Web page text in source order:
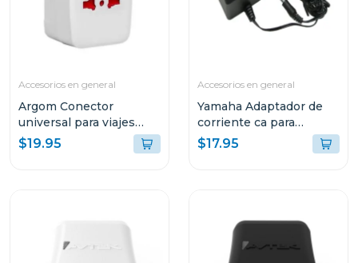
Accesorios en general
Argom Conector
universal para viajes
argac0297
$19.95
Accesorios en general
Yamaha Adaptador de
corriente ca para
teclados pa3
$17.95